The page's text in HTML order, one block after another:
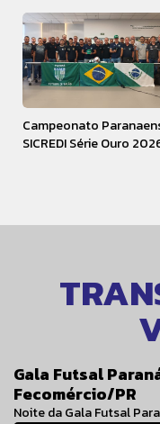
Campeonato
SICREDI Série Ouro
Gala Futsal
Fecomércio/PR
Noite da Gala Futsal